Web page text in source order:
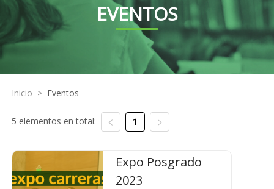
EVENTOS
Inicio > Eventos
5 elementos en total: 1
Expo Posgrado
2023